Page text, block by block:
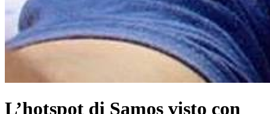
L’hotspot di Samos visto con